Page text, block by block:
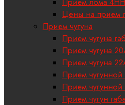
Цены на прием
Прием чугуна
Прием чугуна
Прием чугуна
Прием чугуна
Прием
Прием
Прием чугун